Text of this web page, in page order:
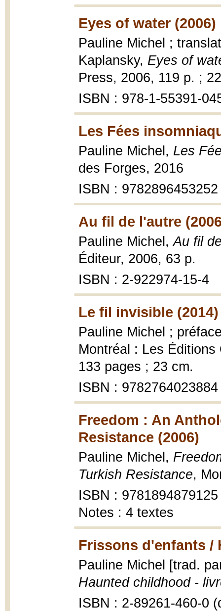
Eyes of water (2006)
Pauline Michel ;
Kaplansky, Eyes of
Press, 2006, 119 p. ;
ISBN : 978-1-55391-
Les Fées
Pauline Michel, Les
des Forges, 2016
ISBN : 9782896453252
Au fil de l'autre
Pauline Michel,Au fil
Éditeur, 2006, 63 p.
ISBN : 2-922974-15-4
Le fil invisible (2014)
Pauline Michel ;
Montréal : Les
133 pages ; 23 cm.
ISBN : 9782764023884
Freedom : An
Resistance (2006)
Pauline Michel,
Turkish Resistance,
ISBN : 9781894879125
Notes : 4 textes
Frissons d'enfants /
Pauline Michel [trad.
Haunted childhood -
ISBN : 2-89261-460-0